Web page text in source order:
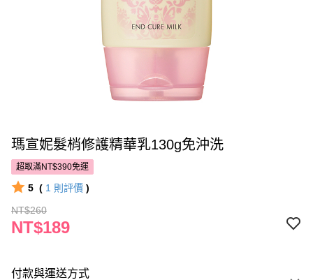
瑪宣妮髮梢修護精華乳130g免沖洗
超取滿NT$390免運
5 ( 1 則評價 )
NT$260
NT$189
付款與運送方式